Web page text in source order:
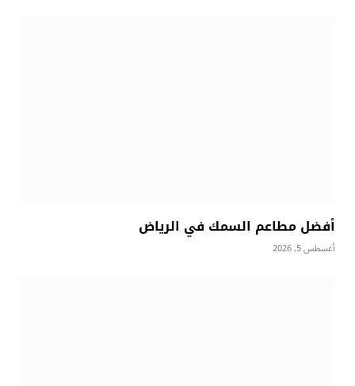
أفضل مطاعم السمك في الرياض
أغسطس 5, 2026